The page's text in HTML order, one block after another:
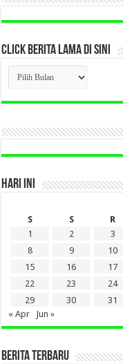
CLICK BERITA LAMA DI SINI
CLICK
BERITA
LAMA
DI
HARI INI
S
S R
1
2 3
8
9 10
15
16 17
22
23 24
29
30
31
« Apr
Jun »
BERITA TERBARU